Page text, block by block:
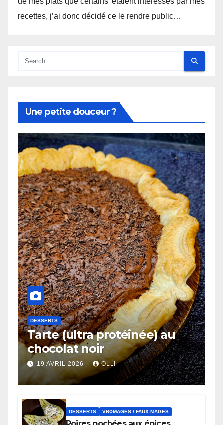
recettes, j’ai donc décidé de le rendre public…
Une petite douceur ?
DESSERTS
Tarte (ultra protéinée) au
chocolat noir
19 AVRIL 2026 OLLI
DESSERTS VROMAGES / FAUX-MAGES